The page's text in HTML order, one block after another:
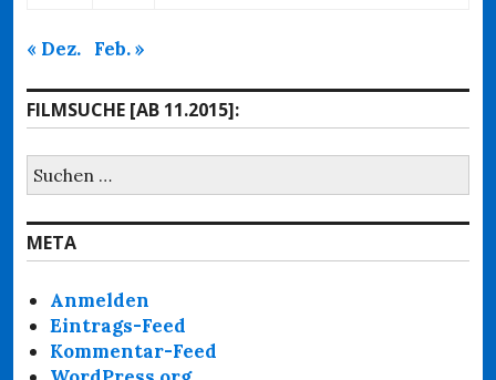
« Dez. Feb. »
FILMSUCHE [AB 11.2015]:
Suchen
nach:
META
Anmelden
Eintrags-Feed
Kommentar-Feed